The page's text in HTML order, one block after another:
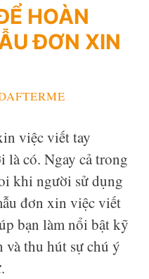
HOÀN
ĐƠN XIN
việc viết tay
là có. Ngay cả trong
khi người sử dụng
đơn xin việc viết
bạn làm nổi bật kỹ
và thu hút sự chú ý